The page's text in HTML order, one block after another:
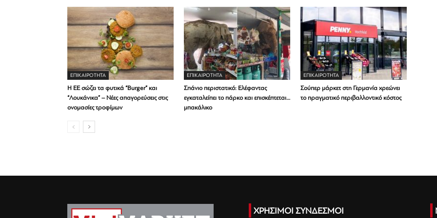
ΕΠΙΚΑΙΡΟΤΗΤΑ
Η ΕΕ σώζει τα φυτικά “Burger” και
“Λουκάνικα” – Νέες απαγορεύσεις στις
ονομασίες τροφίμων
ΕΠΙΚΑΙΡΟΤΗΤΑ
Σπάνιο περιστατικό: Ελέφαντας
εγκαταλείπει το πάρκο και επισκέπτεται…
μπακάλικο
ΕΠΙΚΑΙΡΟΤΗΤΑ
Σούπερ μάρκετ στη Γερμανία χρεώνει
το πραγματικό περιβαλλοντικό κόστος
ΧΡΗΣΙΜΟΙ ΣΥΝΔΕΣΜΟΙ